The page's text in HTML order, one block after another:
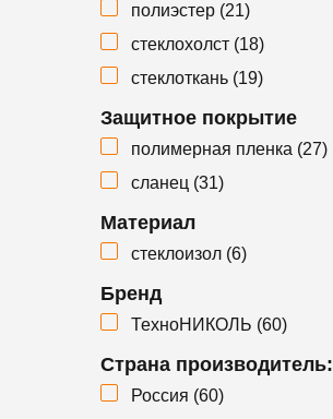
полиэстер (21)
стеклохолст (18)
стеклоткань (19)
Защитное покрытие
полимерная пленка (27)
сланец (31)
Материал
стеклоизол (6)
Бренд
ТехноНИКОЛЬ (60)
Страна производитель:
Россия (60)